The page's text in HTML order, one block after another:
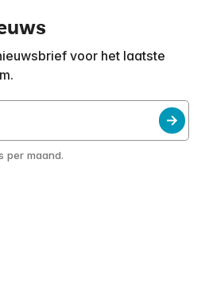
voor het laatste
per maand.